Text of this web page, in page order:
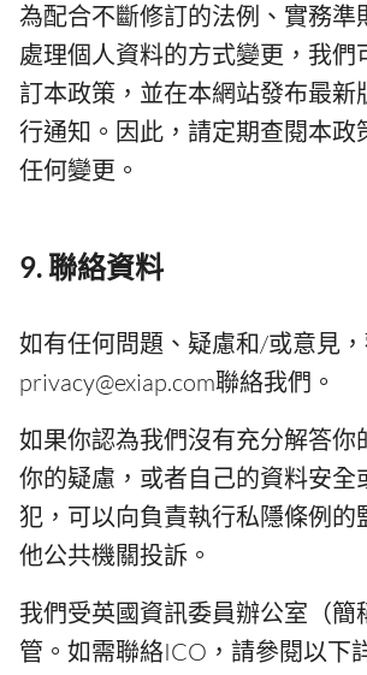
為配合不斷修訂的法例、實務準
處理個人資料的方式變更，我們
訂本政策，並在本網站發布最新
行通知。因此，請定期查閱本政
任何變更。
9. 聯絡資料
如有任何問題、疑慮和/或意見
privacy@exiap.com聯絡我們。
如果你認為我們沒有充分解答你
你的疑慮，或者自己的資料安全
犯，可以向負責執行私隱條例的
他公共機關投訴。
我們受英國資訊委員辦公室（簡
管。如需聯絡ICO，請參閱以下